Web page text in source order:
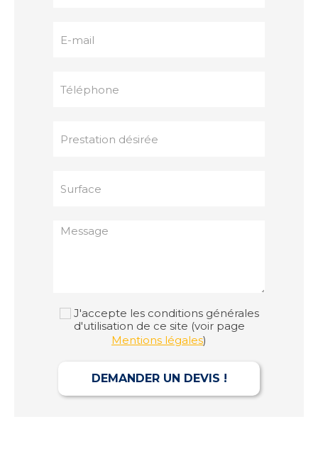
J'accepte les conditions générales
d'utilisation de ce site (voir page
Mentions légales)
DEMANDER UN DEVIS !